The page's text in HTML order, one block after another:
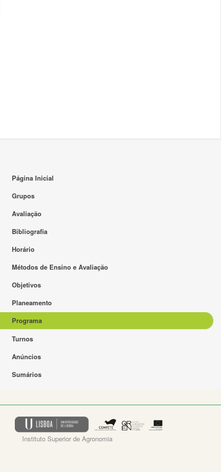
Página Inicial
Grupos
Avaliação
Bibliografia
Horário
Métodos de Ensino e Avaliação
Objetivos
Planeamento
Programa
Turnos
Anúncios
Sumários
Instituto Superior de Agronomia